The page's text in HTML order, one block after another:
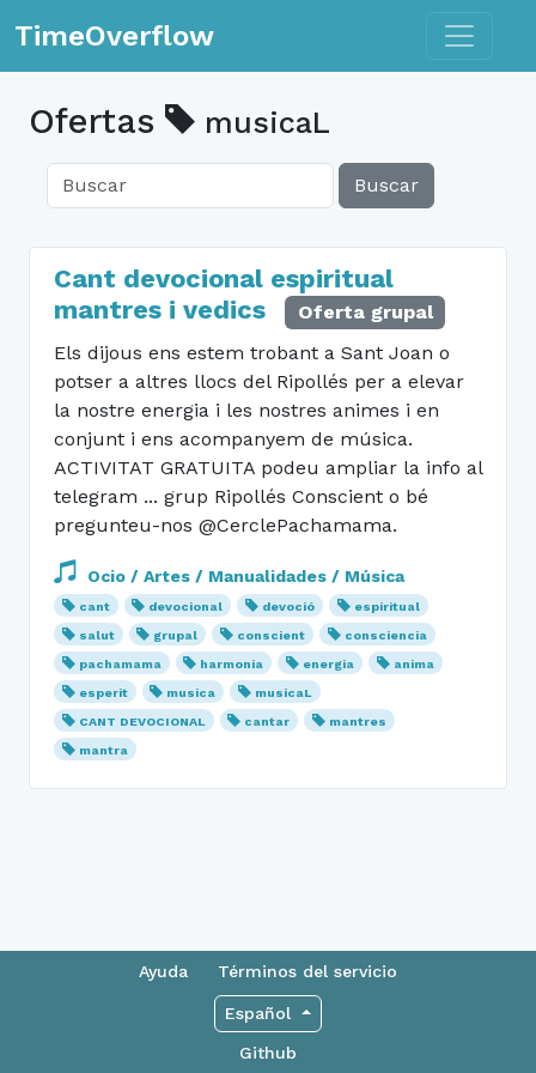
TimeOverflow Toggle
Ofertas musicaL
Buscar
Cant devocional espiritual
mantres i vedics
Oferta grupal
Els dijous ens estem trobant a Sant Joan o
potser a altres llocs del Ripollés per a elevar
la nostre energia i les nostres animes i en
conjunt i ens acompanyem de música.
ACTIVITAT GRATUITA podeu ampliar la info al
telegram ... grup Ripollés Conscient o bé
pregunteu-nos @CerclePachamama.
Ocio / Artes / Manualidades / Música
cant devocional devoció
espiritual
salut
grupal conscient
consciencia
pachamama
harmonia energia
anima
esperit
musica
musicaL
CANT DEVOCIONAL
cantar
mantres
mantra
Ayuda Términos del servicio
Español
Github